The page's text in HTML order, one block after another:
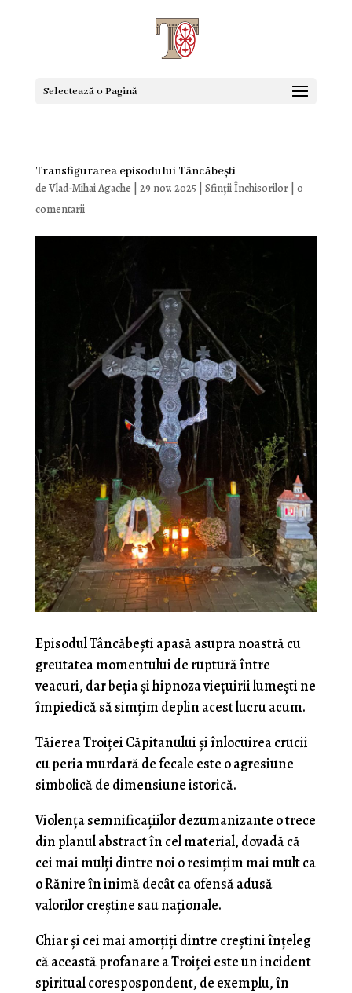
Selectează o Pagină
Transfigurarea episodului Tâncăbești
de Vlad-Mihai Agache 29 nov. 2025| Sfinţii Închisorilor| 0
comentarii
Episodul Tâncăbeşti apasă asupra noastră cu
greutatea momentului de ruptură între
veacuri, dar beţia şi hipnoza vieţuirii lumeşti ne
împiedică să simţim deplin acest lucru acum.
Tăierea Troiţei Căpitanului şi înlocuirea crucii
cu peria murdară de fecale este o agresiune
simbolică de dimensiune istorică.
Violenţa semnificaţiilor dezumanizante o trece
din planul abstract în cel material, dovadă că
cei mai mulţi dintre noi o resimţim mai mult ca
o Rănire în inimă decât ca ofensă adusă
valorilor creştine sau naţionale.
Chiar şi cei mai amorţiţi dintre creştini înţeleg
că această profanare a Troiţei este un incident
spiritual corespospondent, de exemplu, în